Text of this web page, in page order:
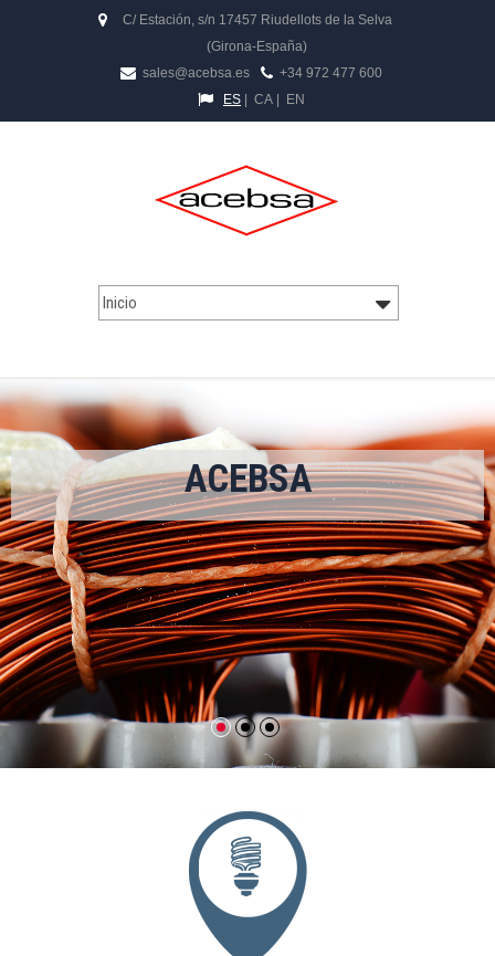
C/ Estación, s/n 17457 Riudellots de la Selva
(Girona-España)
sales@acebsa.es
+34 972 477 600
ES
CA EN
ACEBSA